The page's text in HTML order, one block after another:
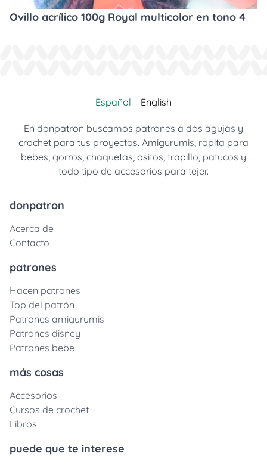
Ovillo acrílico 100g Royal multicolor en tono 4
Español English
En donpatron buscamos patrones a dos agujas y
crochet para tus proyectos. Amigurumis, ropita para
bebes, gorros, chaquetas, ositos, trapillo, patucos y
todo tipo de accesorios para tejer.
donpatron
Acerca de
Contacto
patrones
Hacen patrones
Top del patrón
Patrones amigurumis
Patrones disney
Patrones bebe
más cosas
Accesorios
Cursos de crochet
Libros
puede que te interese